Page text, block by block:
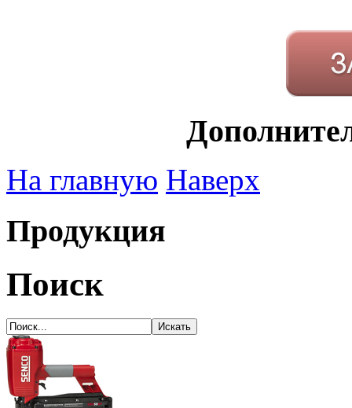
На главную Наверх
Продукция
Поиск